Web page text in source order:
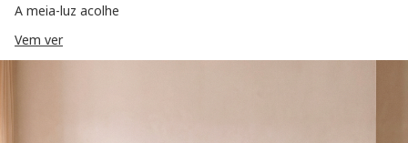
A meia-luz acolhe
Vem ver